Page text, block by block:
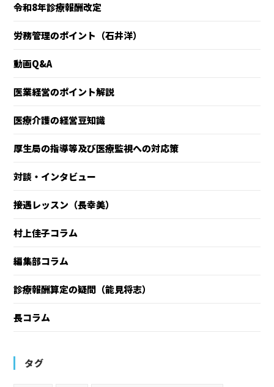
令和8年診療報酬改定
労務管理のポイント（石井洋）
動画Q&A
医業経営のポイント解説
医療介護の経営豆知識
厚生局の指導等及び医療監視への対応策
対談・インタビュー
接遇レッスン（長幸美）
村上佳子コラム
編集部コラム
診療報酬算定の疑問（能見将志）
長コラム
タグ